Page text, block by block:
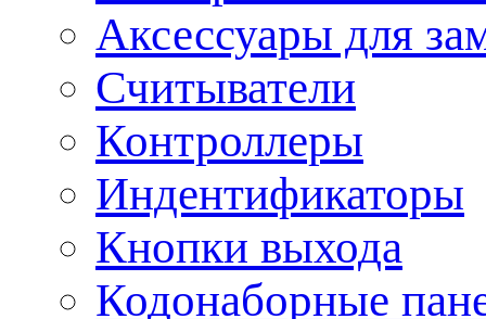
Аксессуары для
Считыватели
Контроллеры
Индентификаторы
Кнопки выхода
Кодонаборные